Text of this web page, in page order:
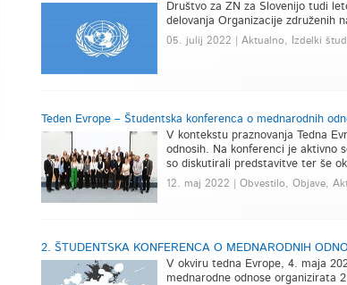
Društvo za ZN za Slovenijo tudi
delovanja Organizacije združenih
05. julij 2022 | Aktualno, Izdelki
Teden Evrope – Študentska konferenca o mednarodnih
V kontekstu praznovanja Tedna
odnosih. Na konferenci je aktivno
so diskutirali predstavitve ter še
12. maj 2022 | Obvestilo, Objave,
2. ŠTUDENTSKA KONFERENCA O MEDNARODNIH
V okviru tedna Evrope, 4. maja
mednarodne odnose organizirata